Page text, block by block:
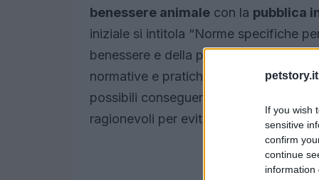
If you wish
sensitive
confirm
continue
information
benessere animale con la pubblica
iniziale si intitola “Norme specifiche
benessere e della pubblica
normative e pratiche che comporta.
possibili conseguenze per i proprietari
ragionevoli per evitare effetti